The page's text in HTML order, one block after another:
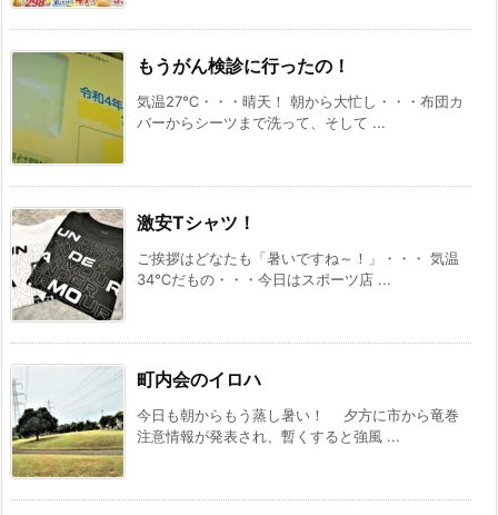
もうがん検診に行ったの！
気温27℃・・・晴天！ 朝から大忙し・・・布団カ
バーからシーツまで洗って、そして ...
激安Tシャツ！
ご挨拶はどなたも「暑いですね～！」・・・ 気温
34℃だもの・・・今日はスポーツ店 ...
町内会のイロハ
今日も朝からもう蒸し暑い！ 夕方に市から竜巻
注意情報が発表され、暫くすると強風 ...